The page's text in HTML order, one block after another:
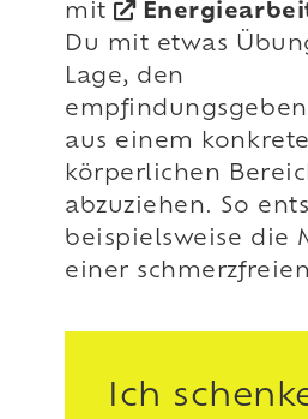
mit
Du mit etwas
Lage, den
aus einem
körperlichen
abzuziehen. So
beispielsweise die
einer
Ich